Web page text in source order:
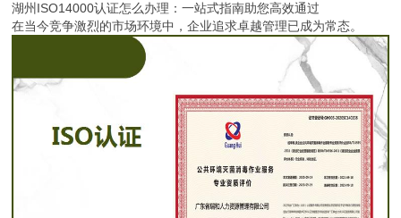
湖州ISO14000认证怎么办理：一站式指南助您高效通过
在当今竞争激烈的市场环境中，企业追求卓越管理已成为常态。